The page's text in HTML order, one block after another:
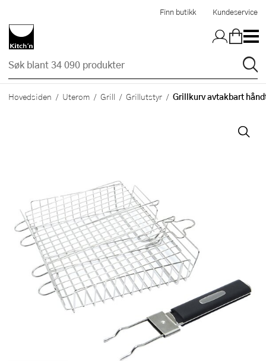
Finn butikk Kundeservice
Hovedsiden Uterom Grill Grillutstyr Grillkurv avtakbart